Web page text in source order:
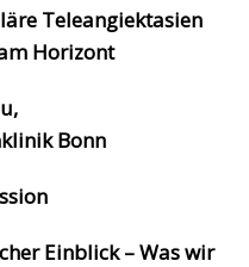
Teleangiektasien
Horizont
Bonn
Einblick – Was wir